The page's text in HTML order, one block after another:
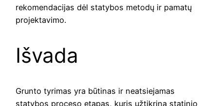
rekomendacijas dėl statybos metodų ir pamatų
projektavimo.
Išvada
Grunto tyrimas yra būtinas ir neatsiejamas
statybos proceso etapas, kuris užtikrina statinio